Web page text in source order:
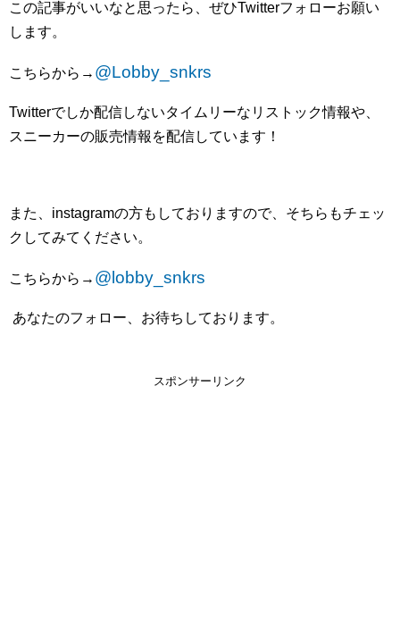
この記事がいいなと思ったら、ぜひTwitterフォローお願い
します。
こちらから → @Lobby_snkrs
Twitterでしか配信しないタイムリーなリストック情報や、
スニーカーの販売情報を配信しています！
また、 instagramの方もしておりますので、そちらもチェッ
クしてみてください。
こちらから → @lobby_snkrs
あなたのフォロー、お待ちしております。
スポンサーリンク